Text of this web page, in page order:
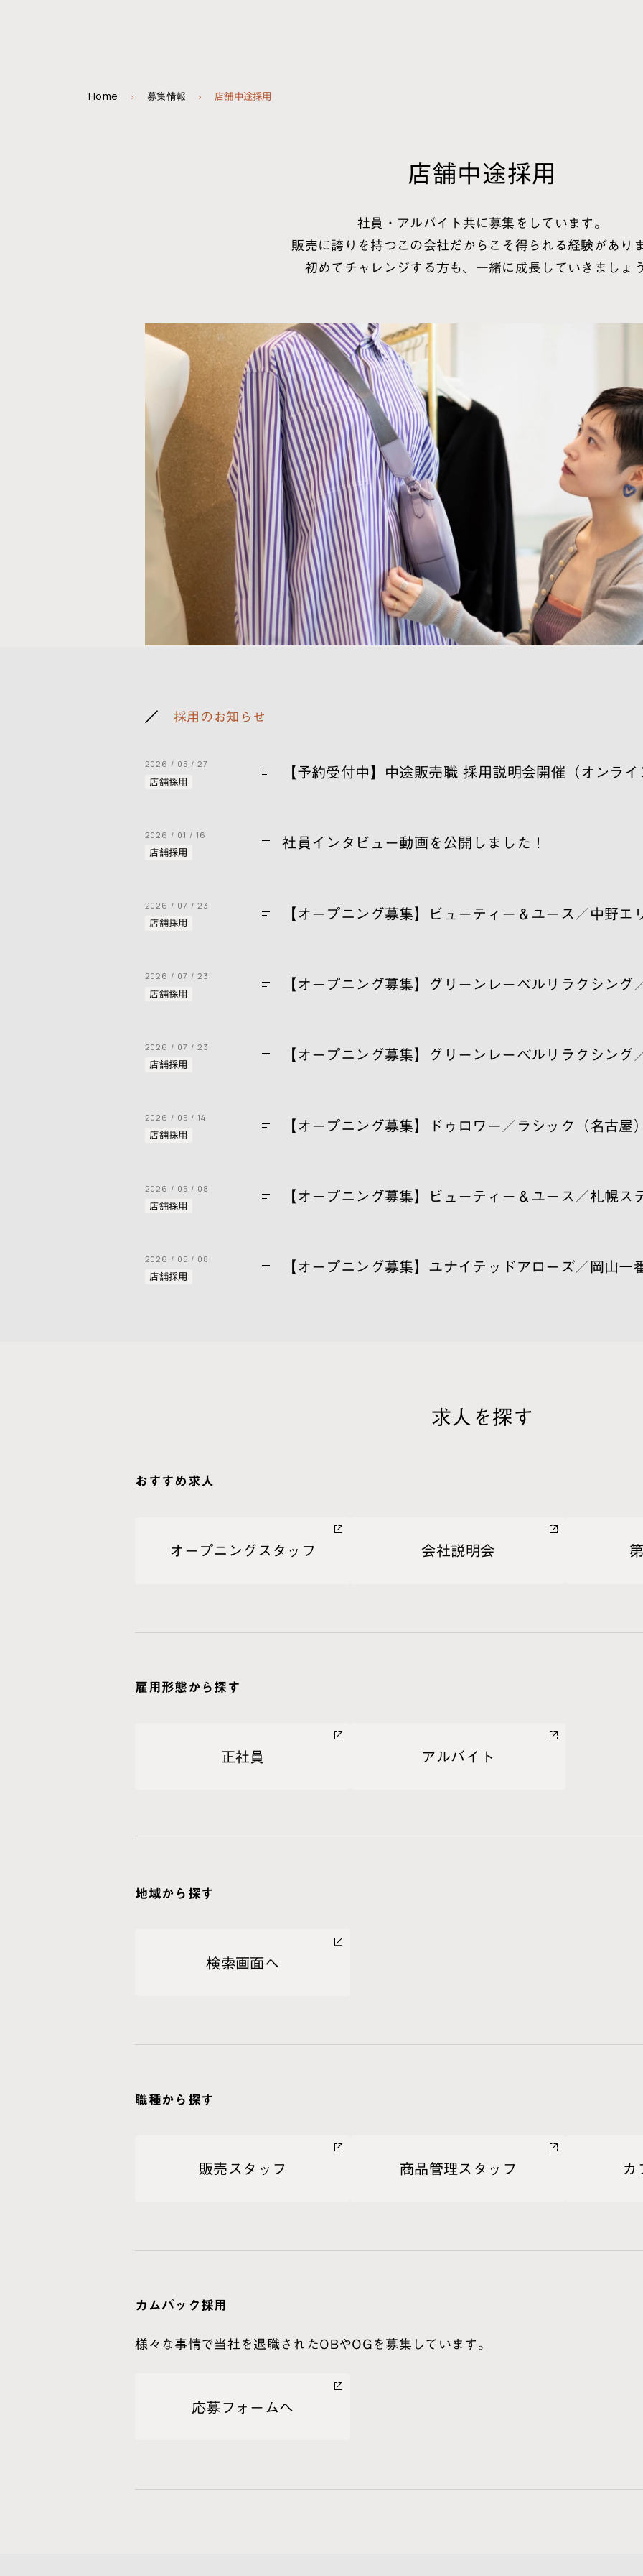
インタビュー
会社情報
UAの仕事
募集情報
Home 募集情報 店舗中途採用
店舗中 途採用
社員・アルバイト共に募集をしています。
販売に誇りを持つこの会社 だからこそ得られる経験があり
初めてチャレンジする方も、 一緒に成長していきましょう
採用のお知らせ
2026 05 27
店舗採用
【予約受付中】中途販売職 採用説明会開催（オンラ
2026 01 16
店舗採用
社員インタビュー動画を公開しました！
2026 07 23
店舗採用
【オープニング募集】ビューティー＆ユース／中野エ
2026 07 23
店舗採用
【オープニング募集】グリーンレーベルリラクシング
2026 07 23
店舗採用
【オープニング募集】グリーンレーベルリラクシング
2026 05 14
店舗採用
【オープニング募集】ドゥロワー／ラシック（名古屋）
2026 05 08
店舗採用
【オープニング募集】ビューティー＆ユース／札幌ス
2026 05 08
店舗採用
【オープニング募集】ユナイテッドアローズ／岡山一
求人を探す
おすすめ求人
オープニングスタッフ 会社説明会
雇用形態から探す
正社員 アルバイト
地域から探す
検索画面へ
職種から探す
販売スタッフ 商品管理スタッフ カ
カムバック採用
様々な事情で当社を退職されたOBやOGを募集しています。
応募フォームへ